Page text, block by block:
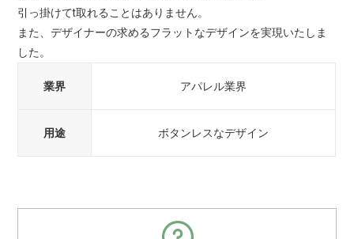
引っ掛けてt取れることはありません。
また、デザイナーの求めるフラットなデザインを実現いたしま
した。
業界 アパレル業界
用途 ボタンレスなデザイン